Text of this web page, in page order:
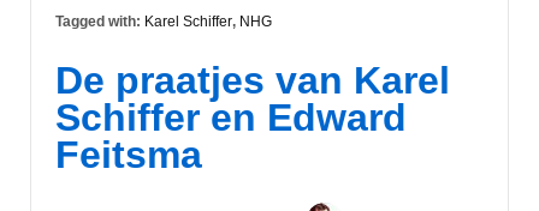
Tagged with: Karel Schiffer, NHG
De praatjes van Karel
Schiffer en Edward
Feitsma